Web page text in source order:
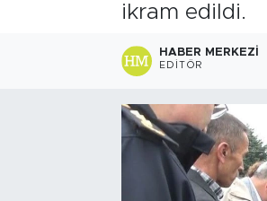
ikram edildi.
HABER MERKEZI
EDITÖR